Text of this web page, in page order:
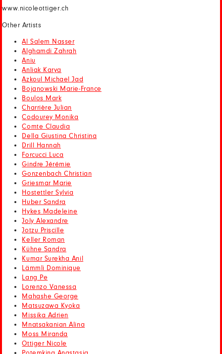
www.nicoleottiger.ch
Other Artists
Al Salem Nasser
Alghamdi Zahrah
Aniu
Anliak Karya
Azkoul Michael Jad
Bojanowski Marie-France
Boulos Mark
Charrière Julian
Codourey Monika
Comte Claudia
Della Giustina Christina
Drill Hannah
Forcucci Luca
Gindre Jérémie
Gonzenbach Christian
Griesmar Marie
Hostettler Sylvia
Huber Sandra
Hykes Madeleine
Joly Alexandre
Jotzu Priscille
Keller Roman
Kühne Sandra
Kumar Surekha Anil
Lämmli Dominique
Lang Pe
Lorenzo Vanessa
Mahashe George
Matsuzawa Kyoka
Missika Adrien
Mnatsakanian Alina
Moss Miranda
Ottiger Nicole